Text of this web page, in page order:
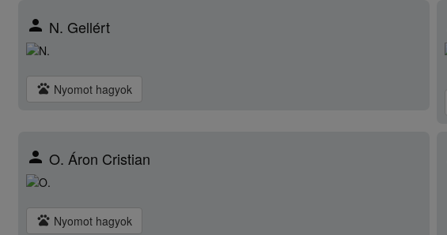
person N. Gellért
pets Nyomot hagyok
person O. Áron Cristian
pets Nyomot hagyok